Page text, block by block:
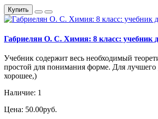
Купить
Габриелян О. С. Химия: 8 класс: учебник
Учебник содержит весь необходимый
простой для понимания форме. Для
хорошее,)
Наличие: 1
Цена: 50.00руб.